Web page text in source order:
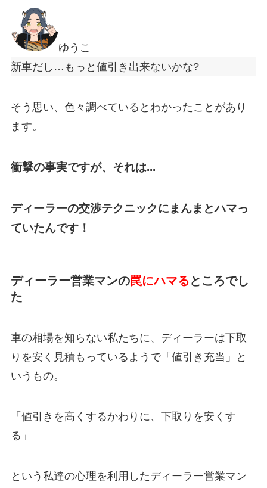
ゆうこ
新車だし…もっと値引き出来ないかな?
そう思い、色々調べているとわかったことがあり
ます。
衝撃の事実ですが、 それは...
ディーラーの交渉テクニックにまんまとハマっ
ていたんです！
ディーラー営業マンの罠にハマるところでし
た
車の相場を知らない私たちに、ディーラーは下取
りを安く見積もっているようで「値引き充当」と
いうもの。
「 値引きを高くするかわりに、下取りを安くす
る 」
という私達の心理を利用したディーラー営業マン